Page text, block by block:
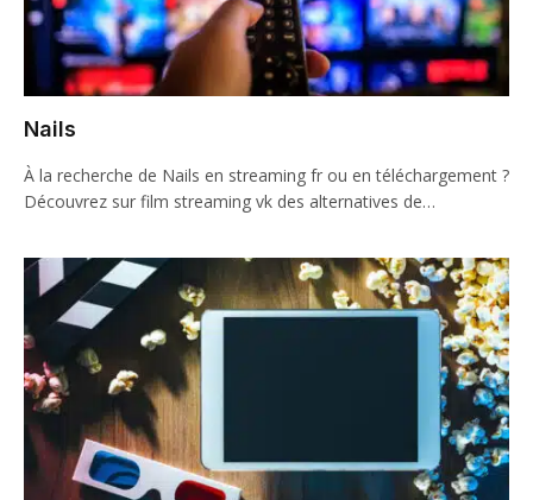
Nails
À la recherche de Nails en streaming fr ou en téléchargement ?
Découvrez sur film streaming vk des alternatives de…